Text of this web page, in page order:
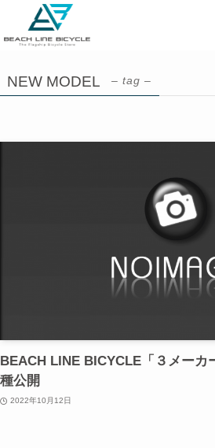
NEW MODEL – tag –
BEACH LINE BICYCLE「３メーカ
種公開
2022年10月12日